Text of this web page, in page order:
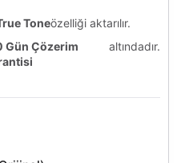
Toneözelliği aktarılır.
Gün Çözerim
altındadır.